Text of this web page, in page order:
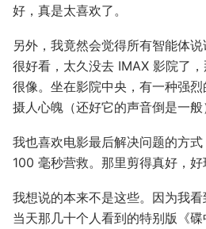
好，真是太喜欢了。
另外，我竟然会觉得所有智能体
很好看，太久没去 IMAX 影院了
很像。坐在影院中央，有一种强
摄人心魄（还好它的声音倒是一般
我也喜欢电影最后解决问题的方
100 毫秒营救。那里剪得真好，好
我想说的本来不是这些。因为我
当天那几十个人看到的特别版《